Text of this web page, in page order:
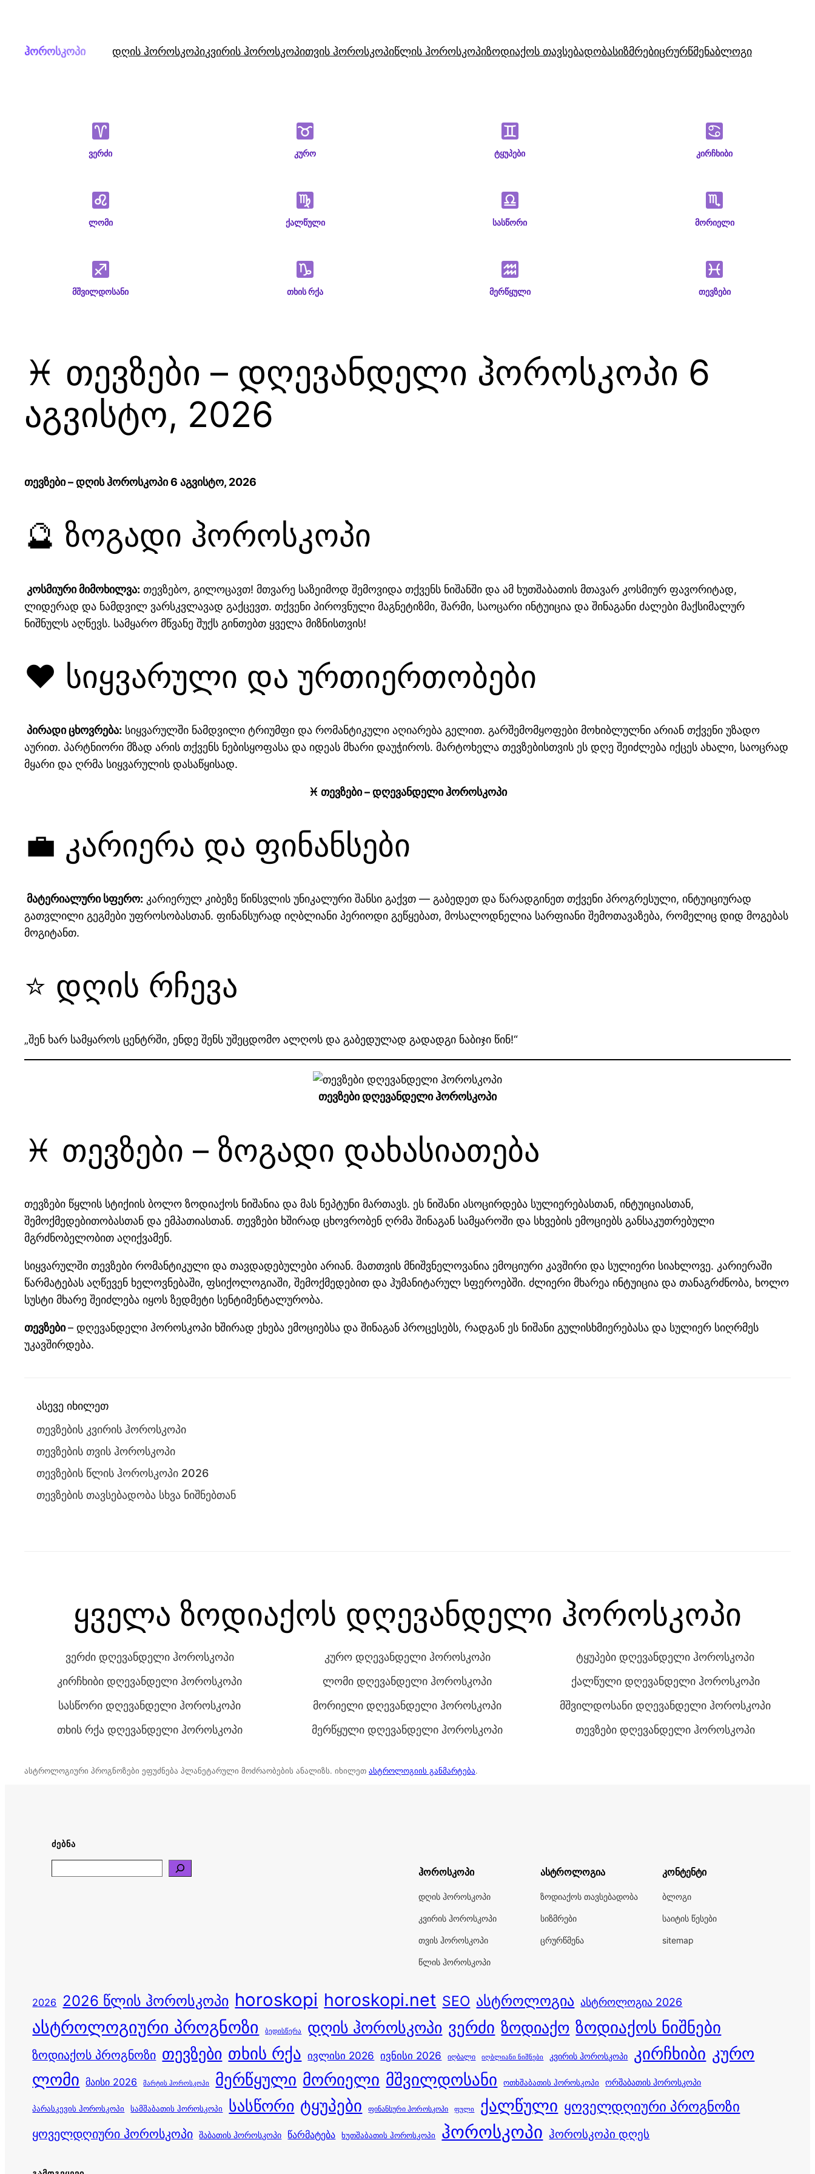
content
ჰოროსკოპი დღის ჰოროსკოპიკვირის ჰოროსკოპითვის ჰოროსკოპიწლის ჰოროსკოპიზოდიაქოს თავსებადობასიზმრებიცრურწმენაბლოგი
ვერძი კურო ტყუპები კირჩხიბი
ლომი ქალწული სასწორი მორიელი
მშვილდოსანი თხის რქა მერწყული თევზები
♓ თევზები – დღევანდელი ჰოროსკოპი 6
აგვისტო, 2026
თევზები – დღის ჰოროსკოპი 6 აგვისტო, 2026
🔮 ზოგადი ჰოროსკოპი
კოსმიური მიმოხილვა: თევზებო, გილოცავთ! მთვარე საზეიმოდ შემოვიდა თქვენს ნიშანში და ამ ხუთშაბათის მთავარ კოსმიურ ფავორიტად,
ლიდერად და ნამდვილ ვარსკვლავად გაქცევთ. თქვენი პიროვნული მაგნეტიზმი, შარმი, საოცარი ინტუიცია და შინაგანი ძალები მაქსიმალურ
ნიშნულს აღწევს. სამყარო მწვანე შუქს გინთებთ ყველა მიზნისთვის!
❤️ სიყვარული და ურთიერთობები
პირადი ცხოვრება: სიყვარულში ნამდვილი ტრიუმფი და რომანტიკული აღიარება გელით. გარშემომყოფები მოხიბლულნი არიან თქვენი უზადო
აურით. პარტნიორი მზად არის თქვენს ნებისყოფასა და იდეას მხარი დაუჭიროს. მარტოხელა თევზებისთვის ეს დღე შეიძლება იქცეს ახალი, საოცრად
მყარი და ღრმა სიყვარულის დასაწყისად.
♓ თევზები – დღევანდელი ჰოროსკოპი
💼 კარიერა და ფინანსები
მატერიალური სფერო: კარიერულ კიბეზე წინსვლის უნიკალური შანსი გაქვთ — გაბედეთ და წარადგინეთ თქვენი პროგრესული, ინტუიციურად
გათვლილი გეგმები უფროსობასთან. ფინანსურად იღბლიანი პერიოდი გეწყებათ, მოსალოდნელია სარფიანი შემოთავაზება, რომელიც დიდ მოგებას
მოგიტანთ.
⭐ დღის რჩევა
„შენ ხარ სამყაროს ცენტრში, ენდე შენს უშეცდომო ალღოს და გაბედულად გადადგი ნაბიჯი წინ!“
თევზები დღევანდელი ჰოროსკოპი
♓ თევზები – ზოგადი დახასიათება
თევზები წყლის სტიქიის ბოლო ზოდიაქოს ნიშანია და მას ნეპტუნი მართავს. ეს ნიშანი ასოცირდება სულიერებასთან, ინტუიციასთან,
შემოქმედებითობასთან და ემპათიასთან. თევზები ხშირად ცხოვრობენ ღრმა შინაგან სამყაროში და სხვების ემოციებს განსაკუთრებული
მგრძნობელობით აღიქვამენ.
სიყვარულში თევზები რომანტიკული და თავდადებულები არიან. მათთვის მნიშვნელოვანია ემოციური კავშირი და სულიერი სიახლოვე. კარიერაში
წარმატებას აღწევენ ხელოვნებაში, ფსიქოლოგიაში, შემოქმედებით და ჰუმანიტარულ სფეროებში. ძლიერი მხარეა ინტუიცია და თანაგრძნობა, ხოლო
სუსტი მხარე შეიძლება იყოს ზედმეტი სენტიმენტალურობა.
თევზები– დღევანდელი ჰოროსკოპი ხშირად ეხება ემოციებსა და შინაგან პროცესებს, რადგან ეს ნიშანი გულისხმიერებასა და სულიერ სიღრმეს
უკავშირდება.
ასევე იხილეთ
თევზების კვირის ჰოროსკოპი
თევზების თვის ჰოროსკოპი
თევზების წლის ჰოროსკოპი 2026
თევზების თავსებადობა სხვა ნიშნებთან
ყველა ზოდიაქოს დღევანდელი ჰოროსკოპი
ვერძი დღევანდელი ჰოროსკოპი კურო დღევანდელი ჰოროსკოპი
ტყუპები დღევანდელი ჰოროსკოპი
კირჩხიბი დღევანდელი ჰოროსკოპი
ლომი დღევანდელი ჰოროსკოპი
ქალწული დღევანდელი ჰოროსკოპი
სასწორი დღევანდელი ჰოროსკოპი
მორიელი დღევანდელი ჰოროსკოპი
მშვილდოსანი დღევანდელი ჰოროსკოპი
თხის რქა დღევანდელი ჰოროსკოპი
მერწყული დღევანდელი ჰოროსკოპი თევზები დღევანდელი ჰოროსკოპი
ასტროლოგიური პროგნოზები ეფუძნება პლანეტარული მოძრაობების ანალიზს. იხილეთ ასტროლოგიის განმარტება.
ᲫᲔᲑᲜᲐ
ჰოროსკოპი
დღის ჰოროსკოპი
კვირის ჰოროსკოპი
თვის ჰოროსკოპი
წლის ჰოროსკოპი
ასტროლოგია
ზოდიაქოს თავსებადობა
სიზმრები
ცრურწმენა
კონტენტი
ბლოგი
საიტის წესები
sitemap
2026 2026 წლის ჰოროსკოპი horoskopi horoskopi.net SEO ასტროლოგია ასტროლოგია 2026
ასტროლოგიური პროგნოზი ბედისწერა დღის ჰოროსკოპი ვერძი ზოდიაქო ზოდიაქოს ნიშნები
ზოდიაქოს პროგნოზი თევზები თხის რქა ივლისი 2026 ივნისი 2026 იღბალი იღბლიანი ნიშნები კვირის ჰოროსკოპი კირჩხიბი კურო
ლომი მაისი 2026 მარტის ჰოროსკოპი მერწყული მორიელი მშვილდოსანი ოთხშაბათის ჰოროსკოპი ორშაბათის ჰოროსკოპი
პარასკევის ჰოროსკოპი სამშაბათის ჰოროსკოპი სასწორი ტყუპები ფინანსური ჰოროსკოპი ფული ქალწული ყოველდღიური პროგნოზი
ყოველდღიური ჰოროსკოპი შაბათის ჰოროსკოპი წარმატება ხუთშაბათის ჰოროსკოპი ჰოროსკოპი ჰოროსკოპი დღეს